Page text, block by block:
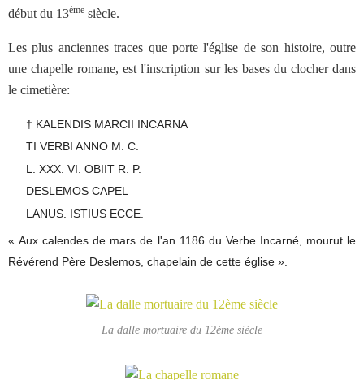
début du 13ème siècle.
Les plus anciennes traces que porte l'église de son histoire, outre
une chapelle romane, est l'inscription sur les bases du clocher dans
le cimetière:
† KALENDIS MARCII INCARNA
TI VERBI ANNO M. C.
L. XXX. VI. OBIIT R. P.
DESLEMOS CAPEL
LANUS. ISTIUS ECCE.
« Aux calendes de mars de l'an 1186 du Verbe Incarné, mourut le
Révérend Père Deslemos, chapelain de cette église ».
La dalle mortuaire du 12ème siècle